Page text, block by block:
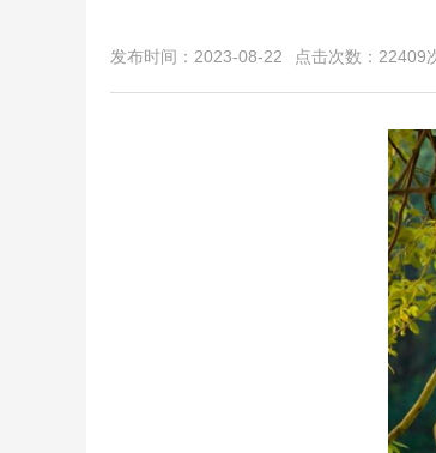
发布时间：2023-08-22 点击次数：22409